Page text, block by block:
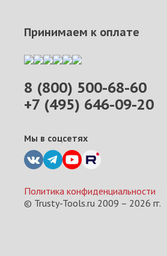
8 (800) 500-68-60
+7 (495) 646-09-20
Мы в соцсетях
Принимаем к оплате
Политика конфиденциальности
© Trusty-Tools.ru 2009 – 2026 гг.